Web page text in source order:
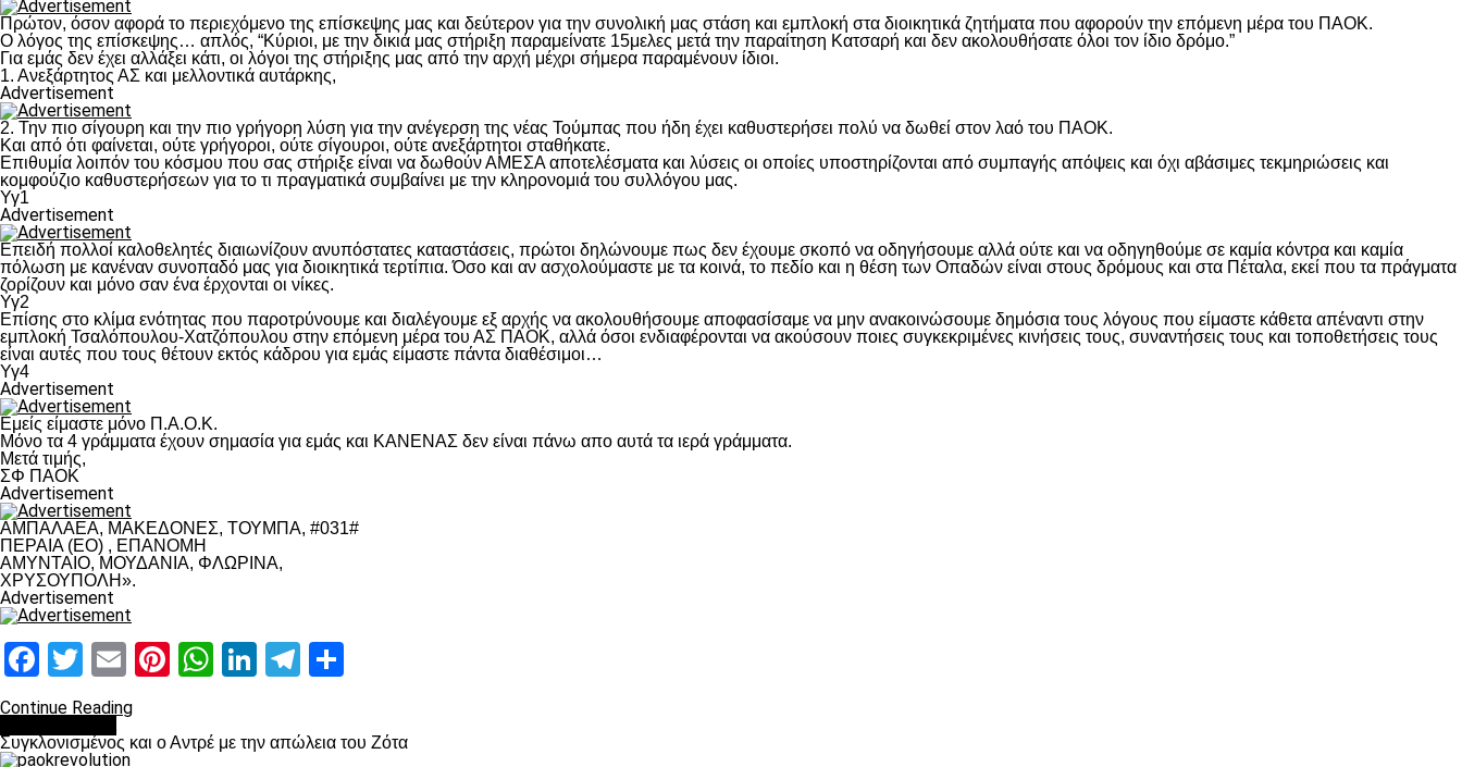
Πρώτον, όσον αφορά το περιεχόμενο της επίσκεψης μας και δεύτερον για την συνολική μας στάση και εμπλοκή στα διοικητικά ζητήματα που αφορούν την επόμενη μέρα του ΠΑΟΚ.
Ο λόγος της επίσκεψης… απλός, “Κύριοι, με την δικιά μας στήριξη παραμείνατε 15μελες μετά την παραίτηση Κατσαρή και δεν ακολουθήσατε όλοι τον ίδιο δρόμο.”
Για εμάς δεν έχει αλλάξει κάτι, οι λόγοι της στήριξης μας από την αρχή μέχρι σήμερα παραμένουν ίδιοι.
1. Ανεξάρτητος ΑΣ και μελλοντικά αυτάρκης,
Advertisement
2. Την πιο σίγουρη και την πιο γρήγορη λύση για την ανέγερση της νέας Τούμπας που ήδη έχει καθυστερήσει πολύ να δωθεί στον λαό του ΠΑΟΚ.
Και από ότι φαίνεται, ούτε γρήγοροι, ούτε σίγουροι, ούτε ανεξάρτητοι σταθήκατε.
Επιθυμία λοιπόν του κόσμου που σας στήριξε είναι να δωθούν ΑΜΕΣΑ αποτελέσματα και λύσεις οι οποίες υποστηρίζονται από συμπαγής απόψεις και όχι αβάσιμες τεκμηριώσεις και
κομφούζιο καθυστερήσεων για το τι πραγματικά συμβαίνει με την κληρονομιά του συλλόγου μας.
Υγ1
Advertisement
Επειδή πολλοί καλοθελητές διαιωνίζουν ανυπόστατες καταστάσεις, πρώτοι δηλώνουμε πως δεν έχουμε σκοπό να οδηγήσουμε αλλά ούτε και να οδηγηθούμε σε καμία κόντρα και καμία
πόλωση με κανέναν συνοπαδό μας για διοικητικά τερτίπια. Όσο και αν ασχολούμαστε με τα κοινά, το πεδίο και η θέση των Οπαδών είναι στους δρόμους και στα Πέταλα, εκεί που τα πράγματα
ζορίζουν και μόνο σαν ένα έρχονται οι νίκες.
Υγ2
Επίσης στο κλίμα ενότητας που παροτρύνουμε και διαλέγουμε εξ αρχής να ακολουθήσουμε αποφασίσαμε να μην ανακοινώσουμε δημόσια τους λόγους που είμαστε κάθετα απέναντι στην
εμπλοκή Τσαλόπουλου-Χατζόπουλου στην επόμενη μέρα του ΑΣ ΠΑΟΚ, αλλά όσοι ενδιαφέρονται να ακούσουν ποιες συγκεκριμένες κινήσεις τους, συναντήσεις τους και τοποθετήσεις τους
είναι αυτές που τους θέτουν εκτός κάδρου για εμάς είμαστε πάντα διαθέσιμοι…
Υγ4
Advertisement
Εμείς είμαστε μόνο Π.Α.Ο.Κ.
Μόνο τα 4 γράμματα έχουν σημασία για εμάς και ΚΑΝΕΝΑΣ δεν είναι πάνω απο αυτά τα ιερά γράμματα.
Μετά τιμής,
ΣΦ ΠΑΟΚ
Advertisement
ΑΜΠΑΛΑΕΑ, ΜΑΚΕΔΟΝΕΣ, ΤΟΥΜΠΑ, #031#
ΠΕΡΑΙΑ (ΕΟ) , ΕΠΑΝΟΜΗ
ΑΜΥΝΤΑΙΟ, ΜΟΥΔΑΝΙΑ, ΦΛΩΡΙΝΑ,
ΧΡΥΣΟΥΠΟΛΗ».
Advertisement
Facebook
Twitter
EmailPinterest
WhatsApp
LinkedIn
Telegram
Continue Reading
Συγκλονισμένος και ο Αντρέ με την απώλεια του Ζότα